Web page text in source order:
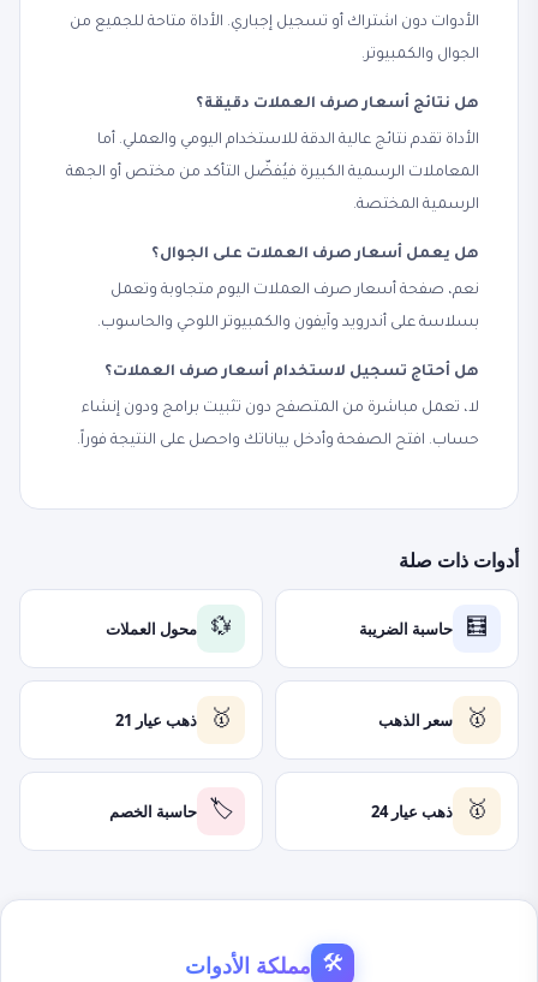
الأدوات دون اشتراك أو تسجيل إجباري. الأداة متاحة للجميع من
الجوال والكمبيوتر.
هل نتائج أسعار صرف العملات دقيقة؟
الأداة تقدم نتائج عالية الدقة للاستخدام اليومي والعملي. أما
المعاملات الرسمية الكبيرة فيُفضّل التأكد من مختص أو الجهة
الرسمية المختصة.
هل يعمل أسعار صرف العملات على الجوال؟
نعم، صفحة أسعار صرف العملات اليوم متجاوبة وتعمل
بسلاسة على أندرويد وآيفون والكمبيوتر اللوحي والحاسوب.
هل أحتاج تسجيل لاستخدام أسعار صرف العملات؟
لا، تعمل مباشرة من المتصفح دون تثبيت برامج ودون إنشاء
حساب. افتح الصفحة وأدخل بياناتك واحصل على النتيجة فوراً.
أدوات ذات صلة
🧮 حاسبة الضريبة 💱 محول العملات
🥇 سعر الذهب 🥇 ذهب عيار 21
🥇 ذهب عيار 24 🏷️ حاسبة الخصم
🛠 مملكة الأدوات